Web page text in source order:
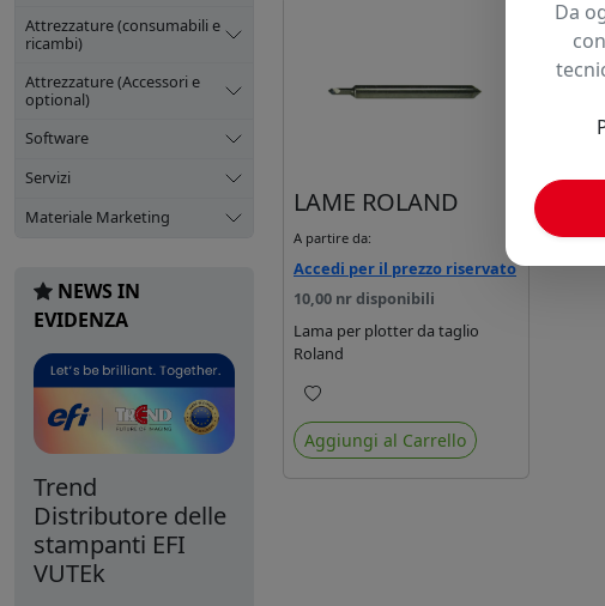
Attrezzature (consumabili e
ricambi)
Attrezzature (Accessori e
optional)
Software
Servizi
Materiale Marketing
NEWS IN
EVIDENZA
Trend
Distributore delle
stampanti EFI
VUTEk
LAME ROLAND
A partire da:
Accedi per il prezzo riservato
10,00 nr disponibili
Lama per plotter da taglio
Roland
Preferiti
Aggiungi al Carrello
Da